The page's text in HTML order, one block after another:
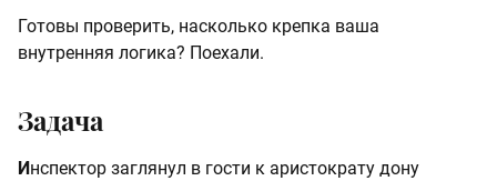
Готовы проверить, насколько крепка ваша
внутренняя логика? Поехали.
Задача
И нспектор заглянул в гости к аристократу дону